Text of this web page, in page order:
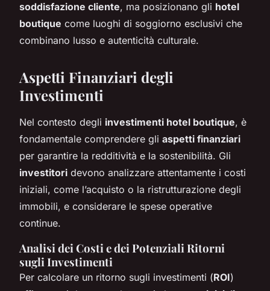
soddisfazione cliente, ma posizionano gli hotel
boutique come luoghi di soggiorno esclusivi che
combinano lusso e autenticità culturale.
Aspetti Finanziari degli
Investimenti
Nel contesto degli investimenti hotel boutique, è
fondamentale comprendere gli aspetti finanziari
per garantire la redditività e la sostenibilità. Gli
investitori devono analizzare attentamente i costi
iniziali, come l’acquisto o la ristrutturazione degli
immobili, e considerare le spese operative
continue.
Analisi dei Costi e dei Potenziali Ritorni
sugli Investimenti
Per calcolare un ritorno sugli investimenti (ROI)